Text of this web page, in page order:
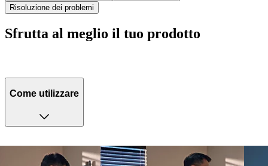
Risoluzione dei problemi
Sfrutta al meglio il tuo prodotto
Come utilizzare